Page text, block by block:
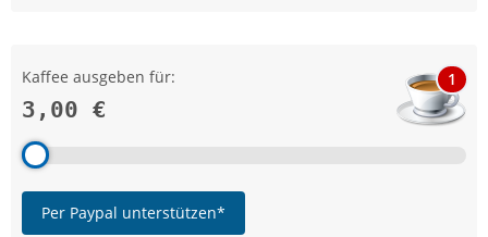
Kaffee ausgeben für:
3,00 €
1
Per Paypal unterstützen*